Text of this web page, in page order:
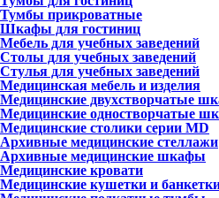
Тумбы прикроватные
Шкафы для гостиниц
Мебель для учебных заведений
Столы для учебных заведений
Стулья для учебных заведений
Медицинская мебель и изделия
Медицинские двухстворчатые
Медицинские одностворчатые
Медицинские столики серии MD
Архивные медицинские стеллажи
Архивные медицинские шкафы
Медицинские кровати
Медицинские кушетки и